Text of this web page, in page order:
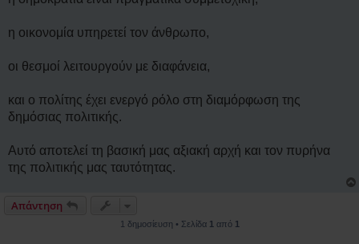
η οικονομία υπηρετεί τον άνθρωπο,
οι θεσμοί λειτουργούν με διαφάνεια,
και ο πολίτης έχει ενεργό ρόλο στη διαμόρφωση της
δημόσιας πολιτικής.
Αυτό αποτελεί τη βασική μας αξιακή αρχή και τον πυρήνα
της πολιτικής μας ταυτότητας.
Απάντηση
1 δημοσίευση • Σελίδα 1από 1